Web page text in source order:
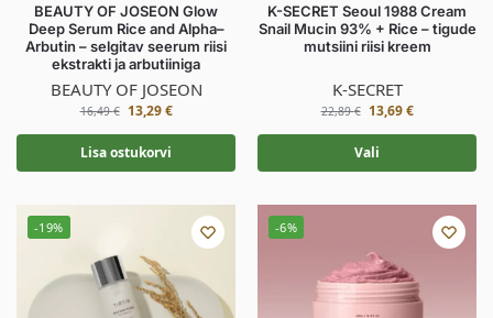
BEAUTY OF JOSEON Glow
Deep Serum Rice and Alpha–
Arbutin – selgitav seerum riisi
ekstrakti ja arbutiiniga
BEAUTY OF JOSEON
16,49€ 13,29€
Lisa ostukorvi
K-SECRET Seoul 1988 Cream
Snail Mucin 93% + Rice – tigude
mutsiini riisi kreem
K-SECRET
22,89€ 13,69€
Vali
-19% -6%